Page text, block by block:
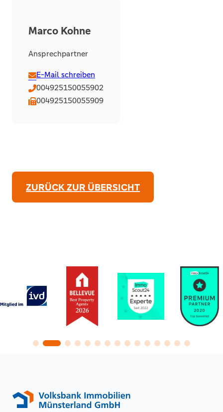
Marco Kohne
Ansprechpartner
E-Mail schreiben
004925150055902
004925150055909
ZURÜCK ZUR ÜBERSICHT